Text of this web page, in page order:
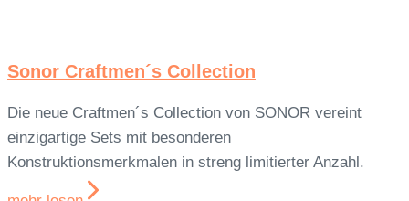
Sonor Craftmen´s Collection
Die neue Craftmen´s Collection von SONOR vereint
einzigartige Sets mit besonderen
Konstruktionsmerkmalen in streng limitierter Anzahl.